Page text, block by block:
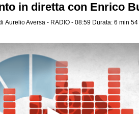
in diretta con Enrico
Aurelio Aversa - RADIO - 08:59 Durata: 6 min